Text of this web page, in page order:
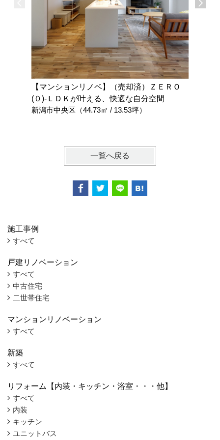
【マンションリノベ】（売却済）ＺＥＲＯ
(０)-ＬＤＫが叶える、快適な自分空間
新潟市中央区（44.73㎡ / 13.53坪）
一覧へ戻る
施工事例
すべて
戸建リノベーション
すべて
中古住宅
二世帯住宅
マンションリノベーション
すべて
新築
すべて
リフォーム【内装・キッチン・浴室・・・他】
すべて
内装
キッチン
ユニットバス